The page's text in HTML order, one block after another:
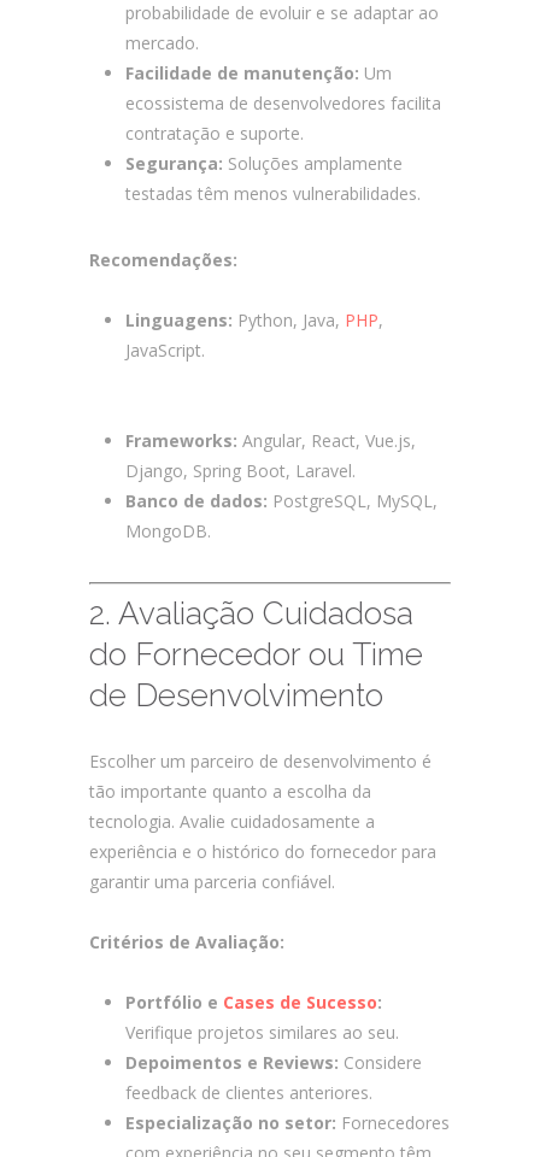
probabilidade de evoluir e se adaptar ao
mercado.
Facilidade de manutenção: Um
ecossistema de desenvolvedores facilita
contratação e suporte.
Segurança: Soluções amplamente
testadas têm menos vulnerabilidades.
Recomendações:
Linguagens: Python, Java, PHP,
JavaScript.
Frameworks: Angular, React, Vue.js,
Django, Spring Boot, Laravel.
Banco de dados: PostgreSQL, MySQL,
MongoDB.
2. Avaliação Cuidadosa
do Fornecedor ou Time
de Desenvolvimento
Escolher um parceiro de desenvolvimento é
tão importante quanto a escolha da
tecnologia. Avalie cuidadosamente a
experiência e o histórico do fornecedor para
garantir uma parceria confiável.
Critérios de Avaliação:
Portfólio e Cases de Sucesso:
Verifique projetos similares ao seu.
Depoimentos e Reviews: Considere
feedback de clientes anteriores.
Especialização no setor: Fornecedores